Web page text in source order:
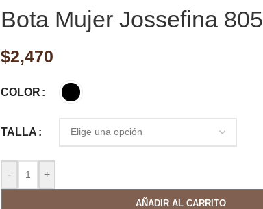
Bota Mujer Jossefina 805
$2,470
COLOR
TALLA
- +
AÑADIR AL CARRITO